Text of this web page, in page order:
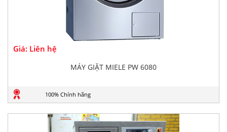
Giá: Liên hệ
MÁY GIẶT MIELE PW 6080
100% Chính hãng